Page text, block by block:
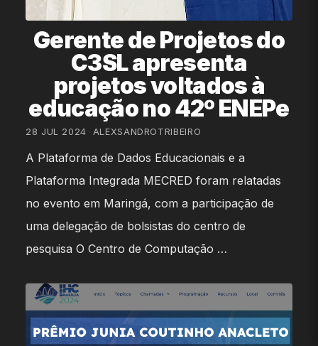
Gerente de Projetos do
C3SL apresenta
projetos voltados à
educação no 42º ENEPe
28 JUL 2024 ALEXSANDROTRIBEIRO
A Plataforma de Dados Educacionais e a
Plataforma Integrada MECRED foram relatadas
no evento em Maringá, com a participação de
uma delegação de bolsistas do centro de
pesquisa O Centro de Computação …